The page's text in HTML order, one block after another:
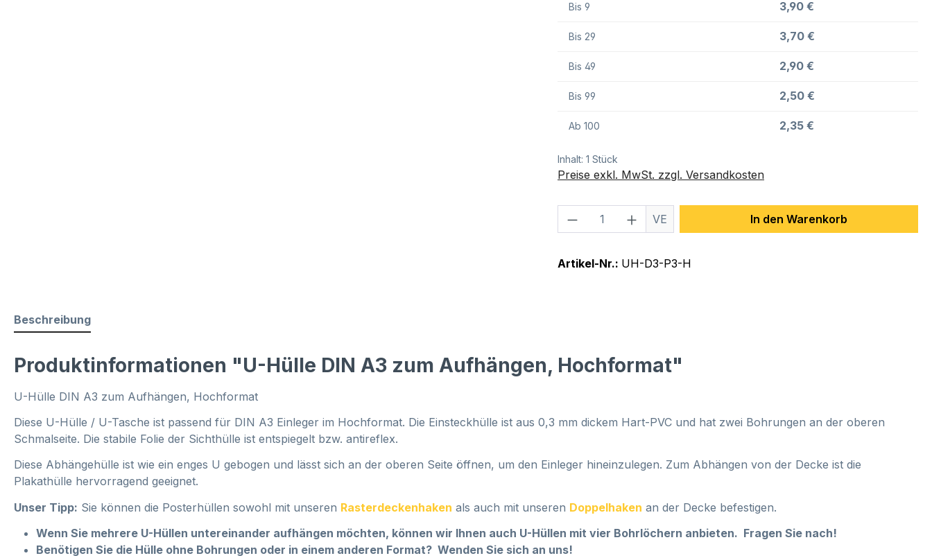
Bis 9 3,90 €
Bis 29 3,70 €
Bis 49 2,90 €
Bis 99 2,50 €
Ab 100 2,35 €
Inhalt: 1 Stück
Preise exkl. MwSt. zzgl. Versandkosten
Produkt Anzahl: Gib den gewünschten Wert
VE In den Warenkorb
Artikel-Nr.: UH-D3-P3-H
Beschreibung
Produktinformationen "U-Hülle DIN A3 zum Aufhängen, Hochformat"
U-Hülle DIN A3 zum Aufhängen, Hochformat
Diese U-Hülle / U-Tasche ist passend für DIN A3 Einleger im Hochformat. Die Einsteckhülle ist aus 0,3 mm dickem Hart-PVC und hat zwei Bohrungen an der oberen
Schmalseite. Die stabile Folie der Sichthülle ist entspiegelt bzw. antireflex.
Diese Abhängehülle ist wie ein enges U gebogen und lässt sich an der oberen Seite öffnen, um den Einleger hineinzulegen. Zum Abhängen von der Decke ist die
Plakathülle hervorragend geeignet.
Unser Tipp: Sie können die Posterhüllen sowohl mit unseren Rasterdeckenhaken als auch mit unseren Doppelhaken an der Decke befestigen.
Wenn Sie mehrere U-Hüllen untereinander aufhängen möchten, können wir Ihnen auch U-Hüllen mit vier Bohrlöchern anbieten. Fragen Sie nach!
Benötigen Sie die Hülle ohne Bohrungen oder in einem anderen Format? Wenden Sie sich an uns!